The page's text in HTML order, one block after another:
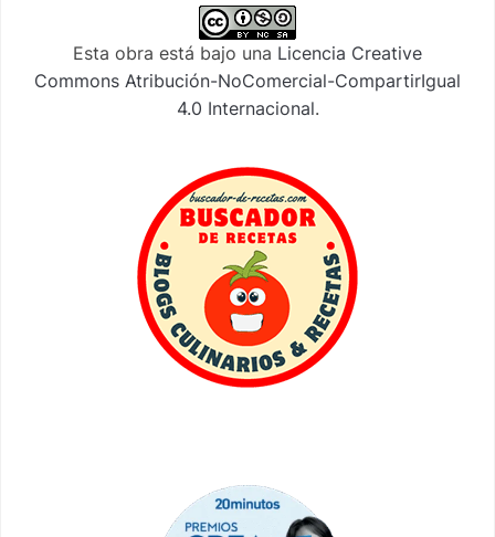
Esta obra está bajo una Licencia Creative
Commons Atribución-NoComercial-CompartirIgual
4.0 Internacional.